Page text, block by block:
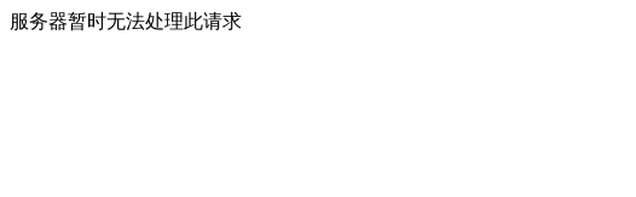
服务器暂时无法处理此请求